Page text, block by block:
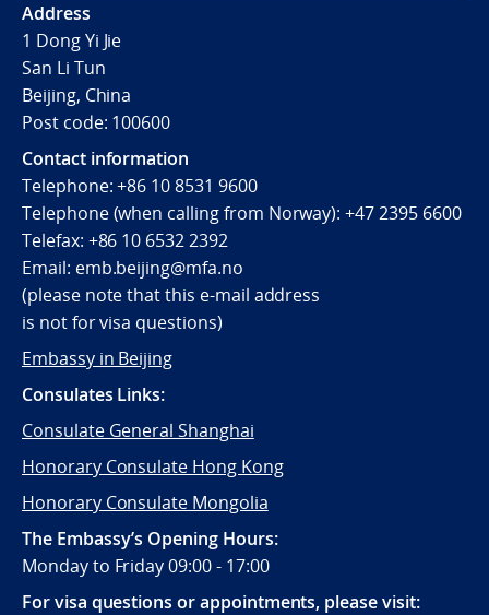
Address
1 Dong Yi Jie
San Li Tun
Beijing, China
Post code: 100600
Contact information
Telephone:+86 10 8531 9600
Telephone (when calling from Norway):+47 2395 6600
Telefax: +86 10 6532 2392
Email: emb.beijing@mfa.no
(please note that this e-mail address
is not for visa questions)
Embassy in Beijing
Consulates Links:
Consulate General Shanghai
Honorary Consulate Hong Kong
Honorary Consulate Mongolia
The Embassy’s Opening Hours:
Monday to Friday 09:00 - 17:00
For visa questions or appointments, please visit: